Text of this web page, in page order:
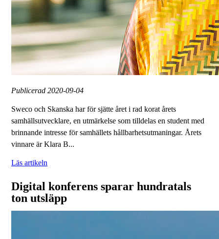
Publicerad 2020-09-04
Sweco och Skanska har för sjätte året i rad korat årets
samhällsutvecklare, en utmärkelse som tilldelas en student med
brinnande intresse för samhällets hållbarhetsutmaningar. Årets
vinnare är Klara B...
Läs artikeln
Digital konferens sparar hundratals
ton utsläpp